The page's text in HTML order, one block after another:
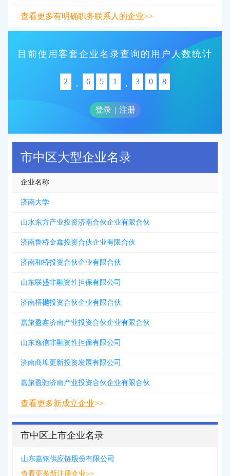
查看更多有明确职务联系人的企业>>
目前使用客套企业名录查询的用户人数统计
2 , 6 5 1 , 3 0 8
登录 | 注册
市中区大型企业名录
企业名称
济南大学
山水东方产业投资济南合伙企业有限合伙
济南鲁桥金鑫投资合伙企业有限合伙
济南和桥投资合伙企业有限合伙
山东联盛非融资性担保有限公司
济南梧樾投资合伙企业有限合伙
嘉旅盈鑫济南产业投资合伙企业有限合伙
山东逸信非融资性担保有限公司
济南商埠更新投资发展有限公司
嘉旅盈驰济南产业投资合伙企业有限合伙
查看更多新成立企业>>
市中区上市企业名录
山东嘉钢供应链股份有限公司
查看更多新注册企业>>